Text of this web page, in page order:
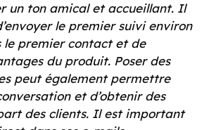
un ton amical et accueillant. Il
le premier suivi environ
le premier contact et de
du produit. Poser des
peut également permettre
et d’obtenir des
des clients. Il est important